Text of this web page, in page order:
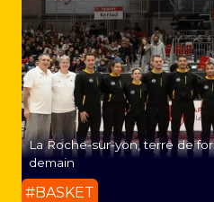
La Roche-sur-yon, terre de
demain
#BASKET